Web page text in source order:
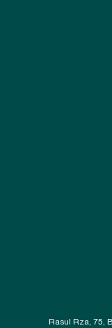
Rasul Rza, 75,